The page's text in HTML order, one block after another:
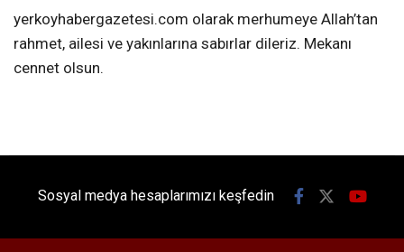
yerkoyhabergazetesi.com olarak merhumeye Allah’tan
rahmet, ailesi ve yakınlarına sabırlar dileriz. Mekanı
cennet olsun.
Sosyal medya hesaplarımızı keşfedin